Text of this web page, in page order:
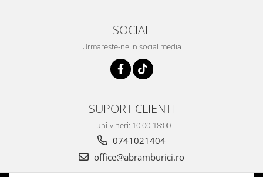
SOCIAL
Urmareste-ne in social media
SUPORT CLIENTI
Luni-vineri: 10:00-18:00
0741021404
office@abramburici.ro